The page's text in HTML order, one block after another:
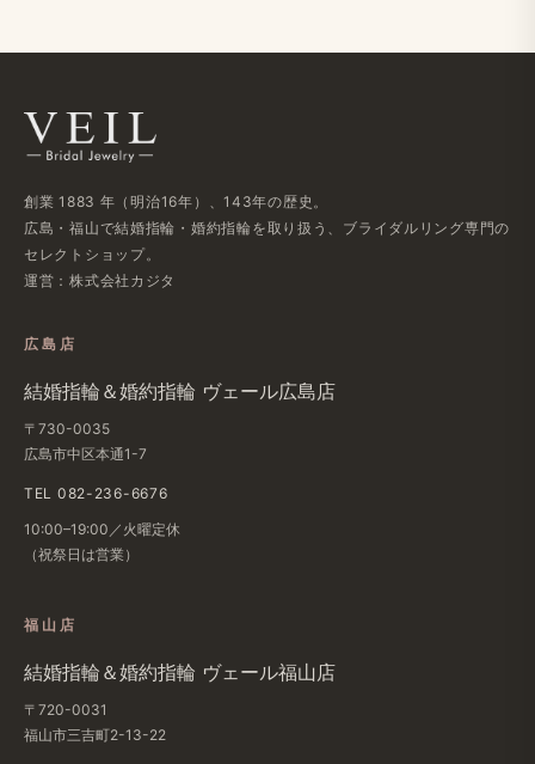
創業 1883 年​（明治16年）、​143年の​歴史。
広島・福山で​結婚指輪・婚約指輪を​取り扱う、​ブライダルリング専門の​
セレクトショップ。
運営：株式会社カジタ
広島店
結婚​指輪＆婚約指輪 ヴェール​広島店
〒730-0035
広島市中区本通1-7
TEL 082-236-6676
10:00–19:00／火曜定休
（祝祭日は​営業）
福山店
結婚​指輪＆婚約指輪 ヴェール福山店
〒720-0031
福山市三吉町2-13-22